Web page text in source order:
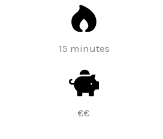
15 minutes
€€